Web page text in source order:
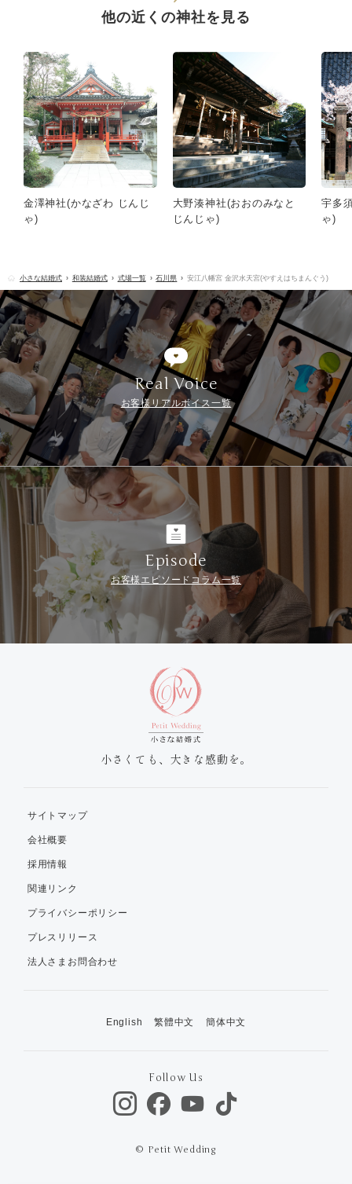
他の近くの神社を見る
金澤神社(かなざわ じんじ
ゃ)
大野湊神社(おおのみなと
じんじゃ)
宇多
ゃ)
小さな結婚式 和装結婚式 式場一覧 石川県 安江八幡宮 金沢水天宮(やすえはちまんぐう)
Real Voice
お客様リアルボイス一覧
Episode
お客様エピソードコラム一覧
小さくても、大きな感動を。
サイトマップ
会社概要
採用情報
関連リンク
プライバシーポリシー
プレスリリース
法人さまお問合わせ
English 繁體中文 簡体中文
Follow Us
© Petit Wedding